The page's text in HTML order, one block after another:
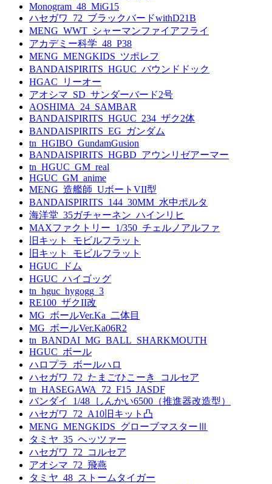
Monogram_48_MiG15
ハセガワ_72_ブラックバードwithD21B
MENG_WWT_シャーマンファイアフライ
アカデミー科学_48_P38
MENG_MENGKIDS_ツポレフ
BANDAISPIRITS_HGUC_バウンドドック
HGAC_リーオー
アオシマ_SD_サンダーバード2号
AOSHIMA_24_SAMBAR
BANDAISPIRITS_HGUC_234_ザク2体
BANDAISPIRITS_EG_ガンダム
tn_HGIBO_GundamGusion
BANDAISPIRITS_HGBD_アウンリゼアーマー
tn_HGUC_GM_real
HGUC_GM_anime
MENG_造艦師_UボートVII型
BANDAISPIRITS_144_30MM_水中ポルタ
海洋堂_35ガチャーネン_ハインリヒ
MAXファクトリー_1/350_チェルノアルファ
旧キット_モビルフラット
旧キット_モビルフラット
HGUC_ドム
HGUC_ハイゴッグ
tn_hguc_hygogg_3
RE100_ザクII改
MG_ボールVer.Ka_二体目
MG_ボールVer.Ka06R2
tn_BANDAI_MG_BALL_SHARKMOUTH
HGUC_ボール
ハロプラ_ボールハロ
ハセガワ_72_たまごひこーき_コルセア
tn_HASEGAWA_72_F15_JASDF
バンダイ_1/48_しんかい6500（推進器改造型）
ハセガワ_72_A10旧キット凸
MENG_MENGKIDS_グローブマスターⅢ
タミヤ_35_ヘッツァー
ハセガワ_72_コルセア
アオシマ_72_飛燕
タミヤ_48_ストームタイガー